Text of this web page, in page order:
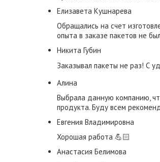
Елизавета Кушнарева
Обращались на счет
опыта в заказе пакетов не
​Никита Губин​
Заказывал пакеты не раз! С
Алина
Выбрала данную компанию,
продукта. Буду всем
Евгения Владимировна
Хорошая работа 💪🏻
​Анастасия Белимова